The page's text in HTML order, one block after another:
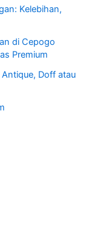
Kelebihan,
di Cepogo
Premium
Doff atau